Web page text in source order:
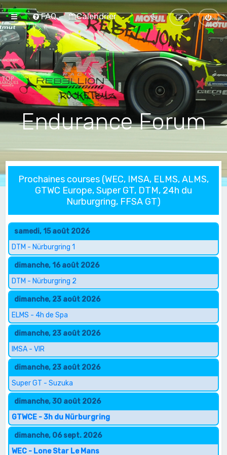
FAQ Calendrier
Endurance Forum
Prochaines courses (WEC, IMSA, ELMS, ALMS,
GTWC Europe, Super GT, DTM, 24h du
Nurburgring, FFSA GT)
samedi, 15 août 2026
DTM - Nürburgring 1
dimanche, 16 août 2026
DTM - Nürburgring 2
dimanche, 23 août 2026
ELMS - 4h de Spa
dimanche, 23 août 2026
IMSA - VIR
dimanche, 23 août 2026
Super GT - Suzuka
dimanche, 30 août 2026
GTWCE - 3h du Nürburgring
dimanche, 06 sept. 2026
WEC - Lone Star Le Mans